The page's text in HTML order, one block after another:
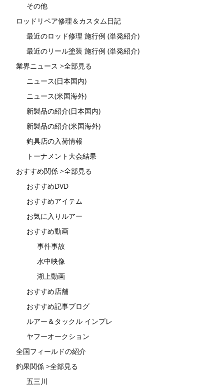
その他
ロッドリペア修理＆カスタム日記
最近のロッド修理 施行例 (単発紹介)
最近のリール塗装 施行例 (単発紹介)
業界ニュース >全部見る
ニュース(日本国内)
ニュース(米国海外)
新製品の紹介(日本国内)
新製品の紹介(米国海外)
釣具店の入荷情報
トーナメント大会結果
おすすめ関係 >全部見る
おすすめDVD
おすすめアイテム
お気に入りルアー
おすすめ動画
事件事故
水中映像
湖上動画
おすすめ店舗
おすすめ記事ブログ
ルアー＆タックル インプレ
ヤフーオークション
全国フィールドの紹介
釣果関係 >全部見る
五三川